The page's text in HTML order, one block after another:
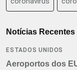
Notícias Recentes
ESTADOS UNIDOS
Aeroportos dos